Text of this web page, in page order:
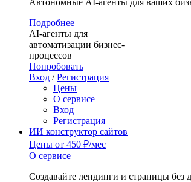
Автономные AI-агенты для ваших
Подробнее
AI-агенты для
автоматизации бизнес-
процессов
Попробовать
Вход / Регистрация
Цены
О сервисе
Вход
Регистрация
ИИ конструктор сайтов
Цены от 450 ₽/мес
О сервисе
Создавайте лендинги и страницы без